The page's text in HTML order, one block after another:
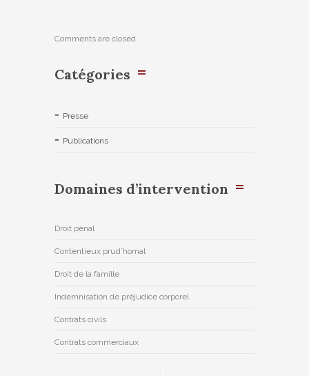
Comments are closed
Catégories
Presse
Publications
Domaines d’intervention
Droit pénal
Contentieux prud’homal
Droit de la famille
Indemnisation de préjudice corporel
Contrats civils
Contrats commerciaux